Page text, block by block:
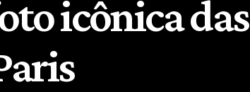
icônica das